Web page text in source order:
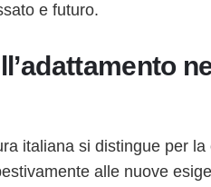
e futuro.
italiana si distingue per la
alle nuove